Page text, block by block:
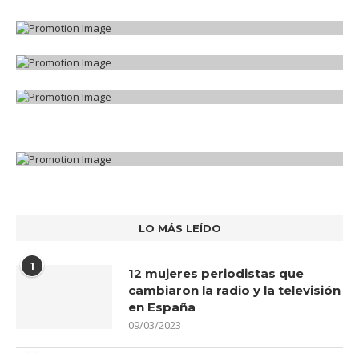
LO MÁS LEÍDO
1
12 mujeres periodistas que
cambiaron la radio y la televisión
en España
09/03/2023